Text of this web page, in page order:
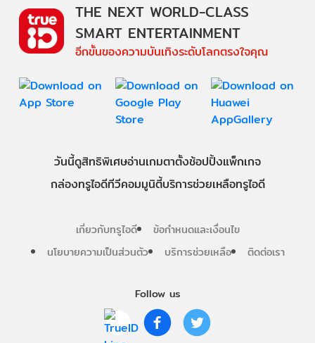
Follow us
THE NEXT WORLD-CLASS
SMART ENTERTAINMENT
อีกขั้นของความบันเทิงระดับโลกตรงใจคุณ
วันนี้ดูสิทธิพิเศษอ่านเกมตาตั้งช้อปปิ้งแพ็กเกจ
กล่องทรูไอดีทีวีคอมมูนิตี้บริการช่วยเหลือทรูไอดี
เกี่ยวกับทรูไอดี
ข้อกำหนดและเงื่อนไข
นโยบายความเป็นส่วนตัว
บริการช่วยเหลือ ติดต่อเรา